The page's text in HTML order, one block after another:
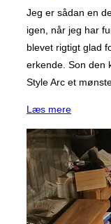
Jeg er sådan en
igen, når jeg har
blevet rigtigt glad
erkende. Son den
Style Arc et
Læs mere“Gertrude
kjolen”